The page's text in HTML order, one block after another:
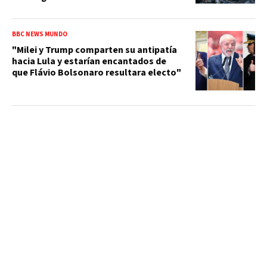
BBC NEWS MUNDO
"Milei y Trump comparten su antipatía
hacia Lula y estarían encantados de
que Flávio Bolsonaro resultara electo"